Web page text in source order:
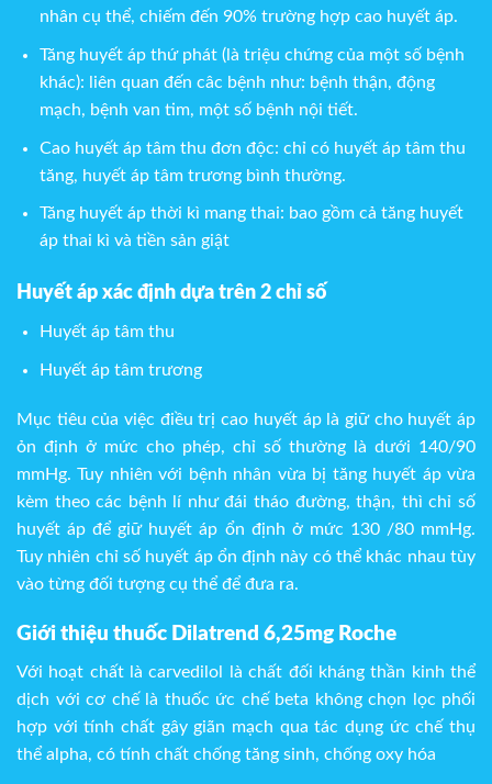
nhân cụ thể, chiếm đến 90% trường hợp cao huyết áp.
Tăng huyết áp thứ phát (là triệu chứng của một số bệnh
khác): liên quan đến câc bệnh như: bệnh thận, động
mạch, bệnh van tim, một số bệnh nội tiết.
Cao huyết áp tâm thu đơn độc: chỉ có huyết áp tâm thu
tăng, huyết áp tâm trương bình thường.
Tăng huyết áp thời kì mang thai: bao gồm cả tăng huyết
áp thai kì và tiền sản giật
Huyết áp xác định dựa trên 2 chỉ số
Huyết áp tâm thu
Huyết áp tâm trương
Mục tiêu của việc điều trị cao huyết áp là giữ cho huyết áp
ỏn định ở mức cho phép, chỉ số thường là dưới 140/90
mmHg. Tuy nhiên với bệnh nhân vừa bị tăng huyết áp vừa
kèm theo các bệnh lí như đái tháo đường, thận, thì chỉ số
huyết áp để giữ huyết áp ổn định ở mức 130 /80 mmHg.
Tuy nhiên chỉ số huyết áp ổn định này có thể khác nhau tùy
vào từng đối tượng cụ thể để đưa ra.
Giới thiệu thuốc Dilatrend 6,25mg Roche
Với hoạt chất là carvedilol là chất đối kháng thần kinh thể
dịch với cơ chế là thuốc ức chế beta không chọn lọc phối
hợp với tính chất gây giãn mạch qua tác dụng ức chế thụ
thể alpha, có tính chất chống tăng sinh, chống oxy hóa